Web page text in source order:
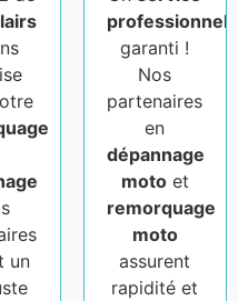
un
professionnel
garanti !
Nos
partenaires
en
dépannage
motoet
remorquage
moto
assurent
rapidité et